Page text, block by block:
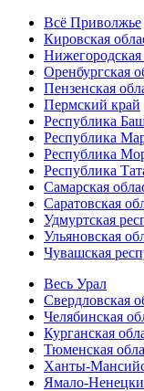
Всё Приволжье
Кировская
Нижегородская
Оренбургская
Пензенская
Пермский край
Республика
Республика
Республика
Республика
Самарская
Саратовская
Удмуртская
Ульяновская
Чувашская
Весь Урал
Свердловская
Челябинская
Курганская
Тюменская
Ханты-
Ямало-